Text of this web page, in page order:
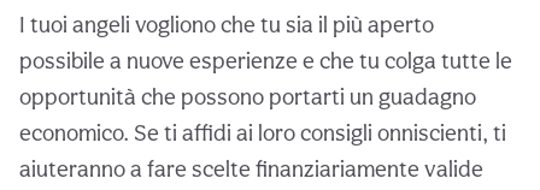
I tuoi angeli vogliono che tu sia il più aperto
possibile a nuove esperienze e che tu colga tutte le
opportunità che possono portarti un guadagno
economico. Se ti affidi ai loro consigli onniscienti, ti
aiuteranno a fare scelte finanziariamente valide